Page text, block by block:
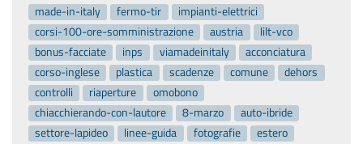
made-in-italy
fermo-tir
impianti-elettrici
corsi-100-ore-somministrazione
austria
lilt-vco
bonus-facciate
inps viamadeinitaly
acconciatura
corso-inglese
plastica scadenze comune
dehors
controlli
riaperture
omobono
chiacchierando-con-lautore
8-marzo
auto-ibride
settore-lapideo
linee-guida fotografie
estero